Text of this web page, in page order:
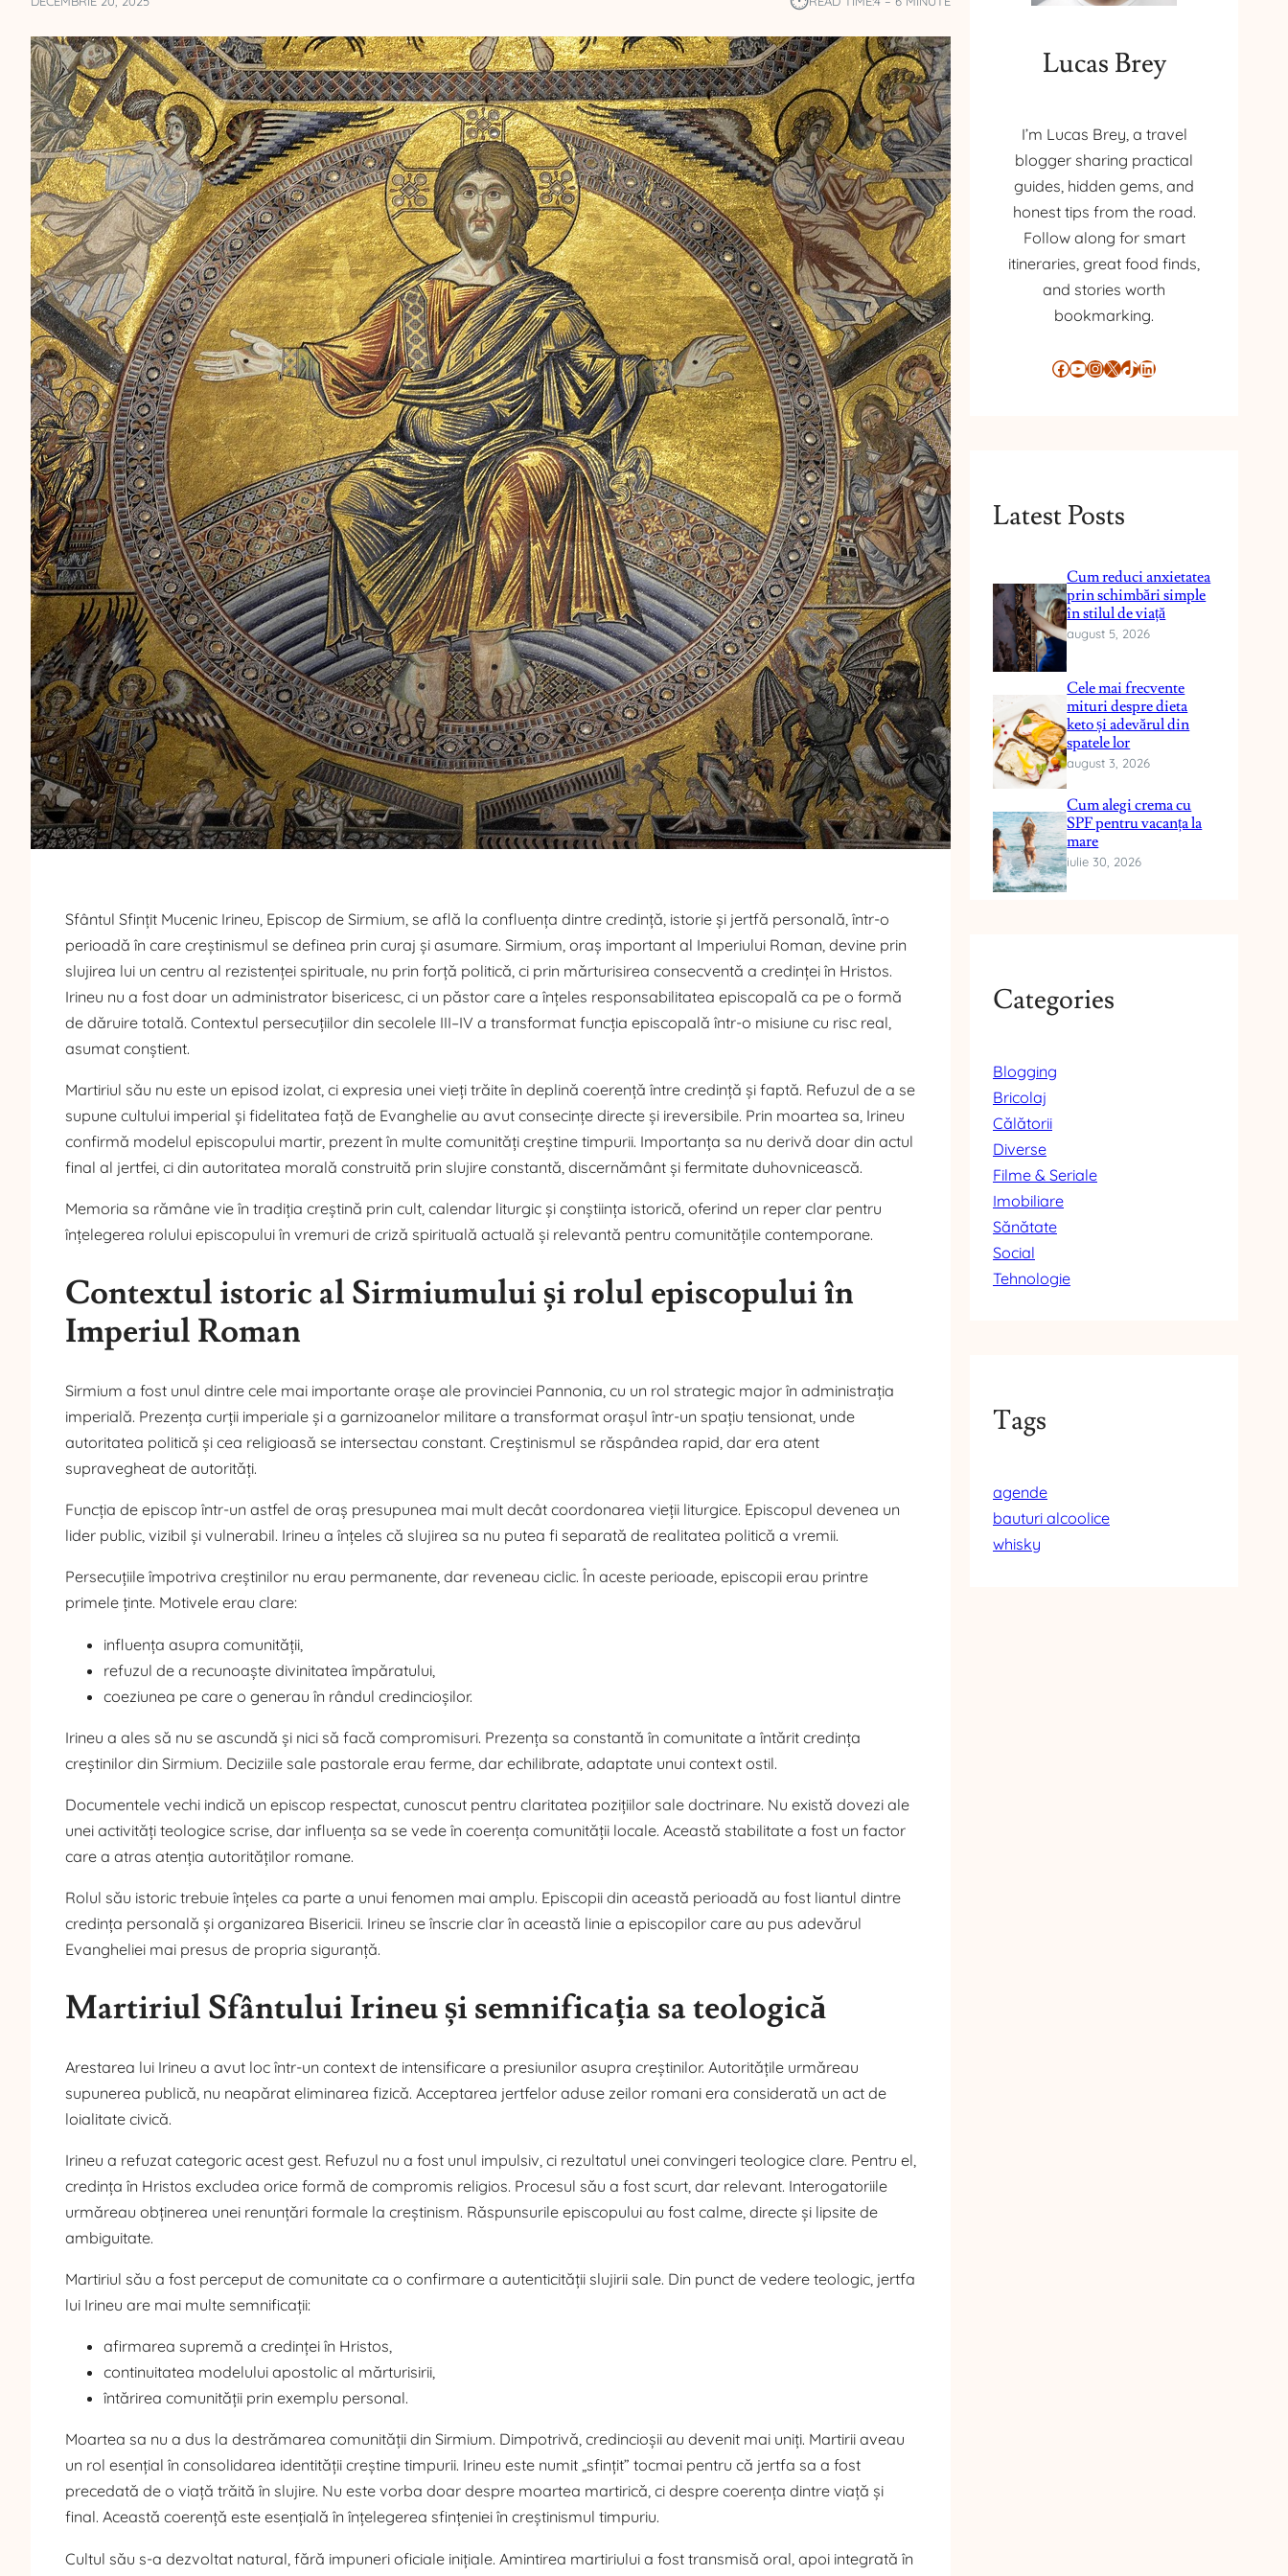
Sfântul Sfințit Mucenic Irineu, Episcop de Sirmium, se află la confluența dintre credință, istorie și jertfă personală, într-o
perioadă în care creștinismul se definea prin curaj și asumare. Sirmium, oraș important al Imperiului Roman, devine prin
slujirea lui un centru al rezistenței spirituale, nu prin forță politică, ci prin mărturisirea consecventă a credinței în Hristos.
Irineu nu a fost doar un administrator bisericesc, ci un păstor care a înțeles responsabilitatea episcopală ca pe o formă
de dăruire totală. Contextul persecuțiilor din secolele III–IV a transformat funcția episcopală într-o misiune cu risc real,
asumat conștient.
Martiriul său nu este un episod izolat, ci expresia unei vieți trăite în deplină coerență între credință și faptă. Refuzul de a se
supune cultului imperial și fidelitatea față de Evanghelie au avut consecințe directe și ireversibile. Prin moartea sa, Irineu
confirmă modelul episcopului martir, prezent în multe comunități creștine timpurii. Importanța sa nu derivă doar din actul
final al jertfei, ci din autoritatea morală construită prin slujire constantă, discernământ și fermitate duhovnicească.
Memoria sa rămâne vie în tradiția creștină prin cult, calendar liturgic și conștiința istorică, oferind un reper clar pentru
înțelegerea rolului episcopului în vremuri de criză spirituală actuală și relevantă pentru comunitățile contemporane.
Contextul istoric al Sirmiumului și rolul episcopului în
Imperiul Roman
Sirmium a fost unul dintre cele mai importante orașe ale provinciei Pannonia, cu un rol strategic major în administrația
imperială. Prezența curții imperiale și a garnizoanelor militare a transformat orașul într-un spațiu tensionat, unde
autoritatea politică și cea religioasă se intersectau constant. Creștinismul se răspândea rapid, dar era atent
supravegheat de autorități.
Funcția de episcop într-un astfel de oraș presupunea mai mult decât coordonarea vieții liturgice. Episcopul devenea un
lider public, vizibil și vulnerabil. Irineu a înțeles că slujirea sa nu putea fi separată de realitatea politică a vremii.
Persecuțiile împotriva creștinilor nu erau permanente, dar reveneau ciclic. În aceste perioade, episcopii erau printre
primele ținte. Motivele erau clare:
influența asupra comunității,
refuzul de a recunoaște divinitatea împăratului,
coeziunea pe care o generau în rândul credincioșilor.
Irineu a ales să nu se ascundă și nici să facă compromisuri. Prezența sa constantă în comunitate a întărit credința
creștinilor din Sirmium. Deciziile sale pastorale erau ferme, dar echilibrate, adaptate unui context ostil.
Documentele vechi indică un episcop respectat, cunoscut pentru claritatea pozițiilor sale doctrinare. Nu există dovezi ale
unei activități teologice scrise, dar influența sa se vede în coerența comunității locale. Această stabilitate a fost un factor
care a atras atenția autorităților romane.
Rolul său istoric trebuie înțeles ca parte a unui fenomen mai amplu. Episcopii din această perioadă au fost liantul dintre
credința personală și organizarea Bisericii. Irineu se înscrie clar în această linie a episcopilor care au pus adevărul
Evangheliei mai presus de propria siguranță.
Martiriul Sfântului Irineu și semnificația sa teologică
Arestarea lui Irineu a avut loc într-un context de intensificare a presiunilor asupra creștinilor. Autoritățile urmăreau
supunerea publică, nu neapărat eliminarea fizică. Acceptarea jertfelor aduse zeilor romani era considerată un act de
loialitate civică.
Irineu a refuzat categoric acest gest. Refuzul nu a fost unul impulsiv, ci rezultatul unei convingeri teologice clare. Pentru el,
credința în Hristos excludea orice formă de compromis religios. Procesul său a fost scurt, dar relevant. Interogatoriile
urmăreau obținerea unei renunțări formale la creștinism. Răspunsurile episcopului au fost calme, directe și lipsite de
ambiguitate.
Martiriul său a fost perceput de comunitate ca o confirmare a autenticității slujirii sale. Din punct de vedere teologic, jertfa
lui Irineu are mai multe semnificații:
afirmarea supremă a credinței în Hristos,
continuitatea modelului apostolic al mărturisirii,
întărirea comunității prin exemplu personal.
Moartea sa nu a dus la destrămarea comunității din Sirmium. Dimpotrivă, credincioșii au devenit mai uniți. Martirii aveau
un rol esențial în consolidarea identității creștine timpurii. Irineu este numit „sfințit” tocmai pentru că jertfa sa a fost
precedată de o viață trăită în slujire. Nu este vorba doar despre moartea martirică, ci despre coerența dintre viață și
final. Această coerență este esențială în înțelegerea sfințeniei în creștinismul timpuriu.
Cultul său s-a dezvoltat natural, fără impuneri oficiale inițiale. Amintirea martiriului a fost transmisă oral, apoi integrată în
Lucas Brey
I’m Lucas Brey, a travel
blogger sharing practical
guides, hidden gems, and
honest tips from the road.
Follow along for smart
itineraries, great food finds,
and stories worth
bookmarking.
Facebook YouTube InstagramX TikTok LinkedIn
Latest Posts
Cum reduci anxietatea
prin schimbări simple
în stilul de viață
august 5, 2026
Cele mai frecvente
mituri despre dieta
keto și adevărul din
spatele lor
august 3, 2026
Cum alegi crema cu
SPF pentru vacanța la
mare
iulie 30, 2026
Categories
Blogging
Bricolaj
Călătorii
Diverse
Filme & Seriale
Imobiliare
Sănătate
Social
Tehnologie
Tags
agende
bauturi alcoolice
whisky